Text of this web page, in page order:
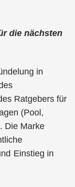
die nächsten
in
Ratgebers für
(Pool,
Die Marke
Einstieg in